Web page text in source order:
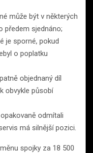
může být v některých
předem sjednáno;
je sporné, pokud
o poplatku
objednaný díl
obvykle působí
odmítali
má silnější pozici.
spojky za 18 500